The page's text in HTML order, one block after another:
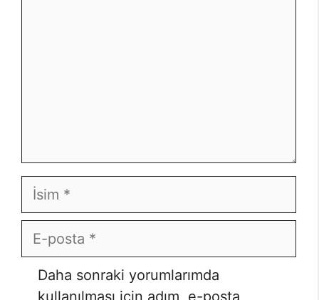
İsim
E-
posta
Daha sonraki yorumlarımda
kullanılması için adım, e-posta